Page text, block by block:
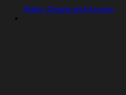
Roles, Groups and Access